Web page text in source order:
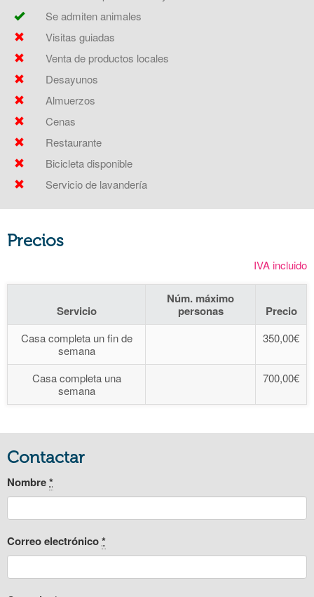
Se admiten animales
Visitas guiadas
Venta de productos locales
Desayunos
Almuerzos
Cenas
Restaurante
Bicicleta disponible
Servicio de lavandería
Precios
IVA incluido
Servicio
Núm. máximo
personas
Precio
Casa completa un fin de
semana
350,00€
Casa completa una
semana
700,00€
Contactar
Nombre*
Correo electrónico*